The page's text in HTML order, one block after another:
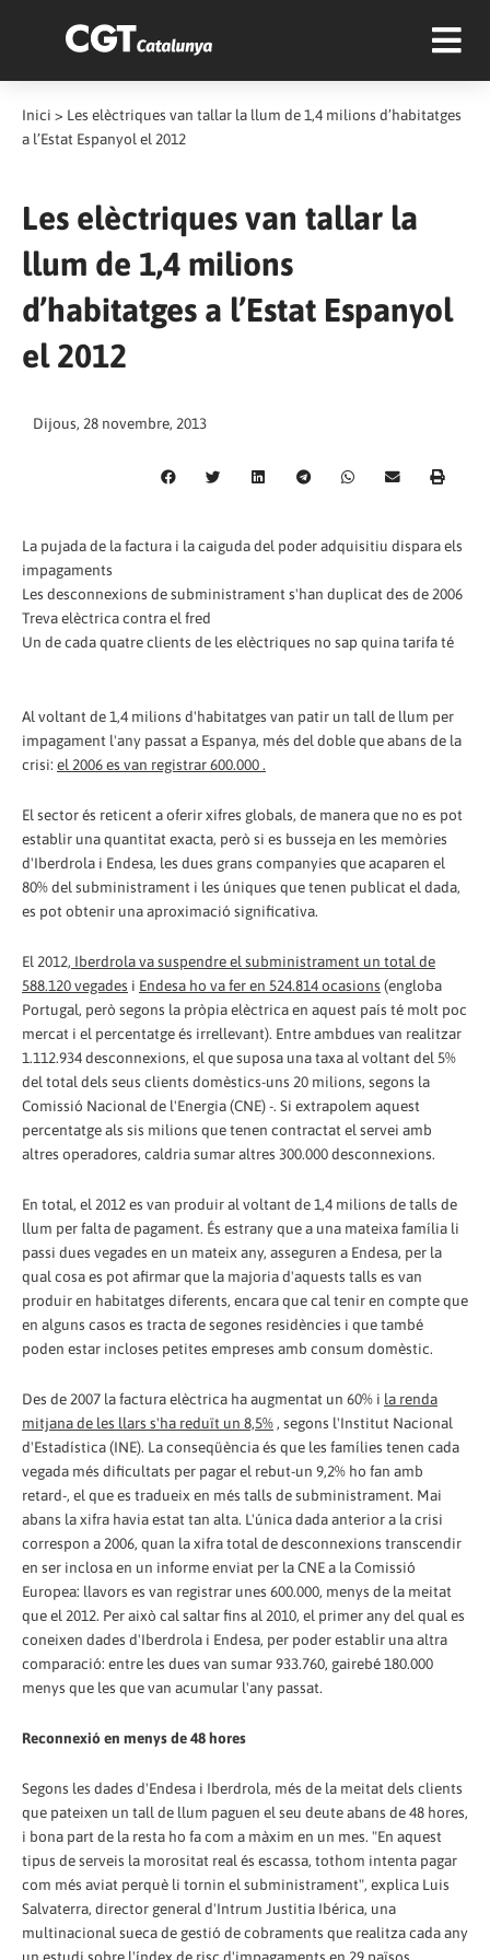
Inici > Les elèctriques van tallar la llum de 1,4 milions d’habitatges
a l’Estat Espanyol el 2012
Les elèctriques van tallar la
llum de 1,4 milions
d’habitatges a l’Estat Espanyol
el 2012
Dijous, 28 novembre, 2013
La pujada de la factura i la caiguda del poder adquisitiu dispara els
impagaments
Les desconnexions de subministrament s'han duplicat des de 2006
Treva elèctrica contra el fred
Un de cada quatre clients de les elèctriques no sap quina tarifa té
Al voltant de 1,4 milions d'habitatges van patir un tall de llum per
impagament l'any passat a Espanya, més del doble que abans de la
crisi: el 2006 es van registrar 600.000 .
El sector és reticent a oferir xifres globals, de manera que no es pot
establir una quantitat exacta, però si es busseja en les memòries
d'Iberdrola i Endesa, les dues grans companyies que acaparen el
80% del subministrament i les úniques que tenen publicat el dada,
es pot obtenir una aproximació significativa.
El 2012, Iberdrola va suspendre el subministrament un total de
588.120 vegades i Endesa ho va fer en 524.814 ocasions (engloba
Portugal, però segons la pròpia elèctrica en aquest país té molt poc
mercat i el percentatge és irrellevant). Entre ambdues van realitzar
1.112.934 desconnexions, el que suposa una taxa al voltant del 5%
del total dels seus clients domèstics-uns 20 milions, segons la
Comissió Nacional de l'Energia (CNE) -. Si extrapolem aquest
percentatge als sis milions que tenen contractat el servei amb
altres operadores, caldria sumar altres 300.000 desconnexions.
En total, el 2012 es van produir al voltant de 1,4 milions de talls de
llum per falta de pagament. És estrany que a una mateixa família li
passi dues vegades en un mateix any, asseguren a Endesa, per la
qual cosa es pot afirmar que la majoria d'aquests talls es van
produir en habitatges diferents, encara que cal tenir en compte que
en alguns casos es tracta de segones residències i que també
poden estar incloses petites empreses amb consum domèstic.
Des de 2007 la factura elèctrica ha augmentat un 60% i la renda
mitjana de les llars s'ha reduït un 8,5% , segons l'Institut Nacional
d'Estadística (INE). La conseqüència és que les famílies tenen cada
vegada més dificultats per pagar el rebut-un 9,2% ho fan amb
retard-, el que es tradueix en més talls de subministrament. Mai
abans la xifra havia estat tan alta. L'única dada anterior a la crisi
correspon a 2006, quan la xifra total de desconnexions transcendir
en ser inclosa en un informe enviat per la CNE a la Comissió
Europea: llavors es van registrar unes 600.000, menys de la meitat
que el 2012. Per això cal saltar fins al 2010, el primer any del qual es
coneixen dades d'Iberdrola i Endesa, per poder establir una altra
comparació: entre les dues van sumar 933.760, gairebé 180.000
menys que les que van acumular l'any passat.
Reconnexió en menys de 48 hores
Segons les dades d'Endesa i Iberdrola, més de la meitat dels clients
que pateixen un tall de llum paguen el seu deute abans de 48 hores,
i bona part de la resta ho fa com a màxim en un mes. "En aquest
tipus de serveis la morositat real és escassa, tothom intenta pagar
com més aviat perquè li tornin el subministrament", explica Luis
Salvaterra, director general d'Intrum Justitia Ibérica, una
multinacional sueca de gestió de cobraments que realitza cada any
un estudi sobre l'índex de risc d'impagaments en 29 països